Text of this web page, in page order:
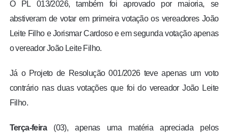
O PL 013/2026, também foi aprovado por maioria, se
abstiveram de votar em primeira votação os vereadores João
Leite Filho e Jorismar Cardoso e em segunda votação apenas
o vereador João Leite Filho.
Já o Projeto de Resolução 001/2026 teve apenas um voto
contrário nas duas votações que foi do vereador João Leite
Filho.
Terça-feira(03), apenas uma matéria apreciada pelos